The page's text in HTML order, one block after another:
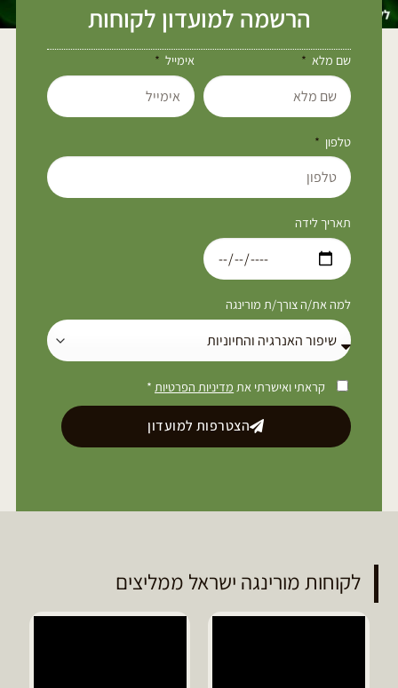
הרשמה למועדון לקוחות
שם מלא אימייל
טלפון
תאריך לידה
למה את/ה צורך/ת מורינגה
קראתי ואישרתי את מדיניות הפרטיות*
הצטרפות למועדון
לקוחות מורינגה ישראל ממליצים